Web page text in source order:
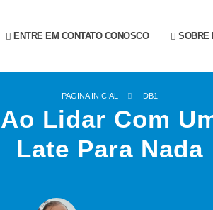
ENTRE EM CONTATO CONOSCO SOBRE
PAGINA INICIAL DB1
Lidar Com
Late Para Nada